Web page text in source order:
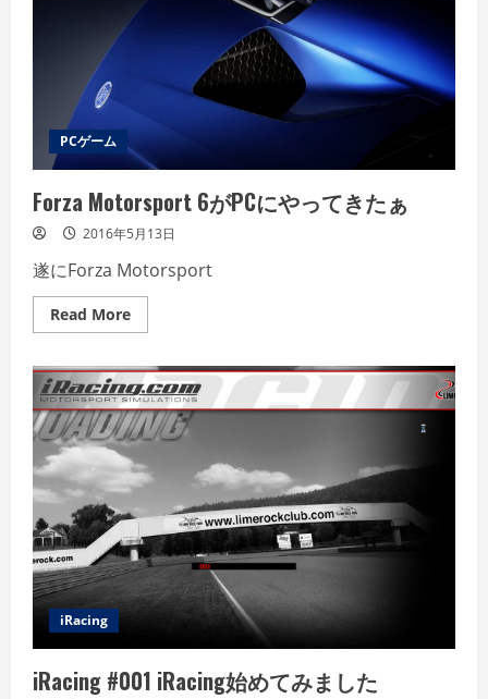
PCゲーム
Forza Motorsport 6がPCにやってきたぁ
2016年5月13日
遂にForza Motorsport
Read MoreRead
more
Motorsport
6
が
PC
に
や
っ
て
き
た
ぁ
iRacing
iRacing #001 iRacing始めてみました